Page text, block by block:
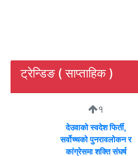
ट्रेन्डिङ ( साप्ताहिक )
१
देउवाको स्वदेश फिर्ती,
सर्वोच्चको पुनरावलोकन र
कांग्रेसमा शक्ति संघर्ष